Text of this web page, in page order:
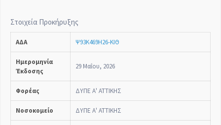
Στοιχεία Προκήρυξης
ΑΔΑ Ψ93Κ469Η26-ΚΙΘ
Ημερομηνία
Έκδοσης
29 Μαΐου, 2026
Φορέας ΔΥΠΕ Α' ΑΤΤΙΚΗΣ
Νοσοκομείο ΔΥΠΕ Α' ΑΤΤΙΚΗΣ